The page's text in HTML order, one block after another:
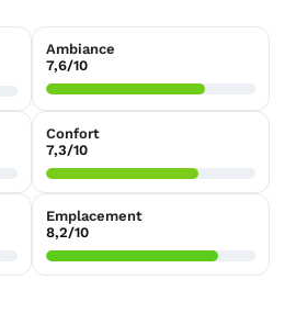
Ambiance
7,6/10
Confort
7,3/10
Emplacement
8,2/10